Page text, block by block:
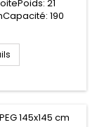
21
190
de la baignoire:
tablier, kit
une
une marque